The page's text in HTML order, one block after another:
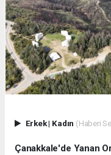
Erkek| Kadın (Haberi
Çanakkale'de Yanan